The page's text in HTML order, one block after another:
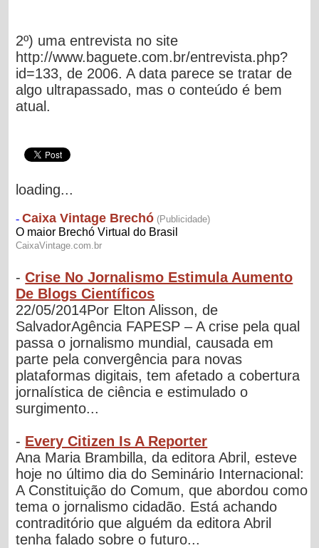
2º) uma entrevista no site
http://www.baguete.com.br/entrevista.php?
id=133, de 2006. A data parece se tratar de
algo ultrapassado, mas o conteúdo é bem
atual.
loading...
-Crise No Jornalismo Estimula Aumento
De Blogs Científicos
22/05/2014Por Elton Alisson, de
SalvadorAgência FAPESP – A crise pela qual
passa o jornalismo mundial, causada em
parte pela convergência para novas
plataformas digitais, tem afetado a cobertura
jornalística de ciência e estimulado o
surgimento...
- Every Citizen Is A Reporter
Ana Maria Brambilla, da editora Abril, esteve
hoje no último dia do Seminário Internacional:
A Constituição do Comum, que abordou como
tema o jornalismo cidadão. Está achando
contraditório que alguém da editora Abril
tenha falado sobre o futuro...